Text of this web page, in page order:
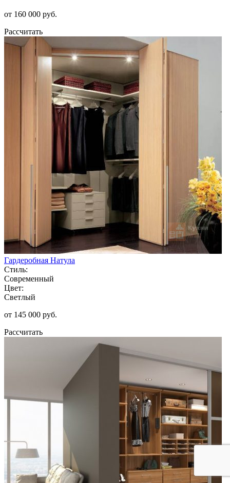
от 160 000 руб.
Рассчитать
Гардеробная Натула
Стиль:
Современный
Цвет:
Светлый
от 145 000 руб.
Рассчитать